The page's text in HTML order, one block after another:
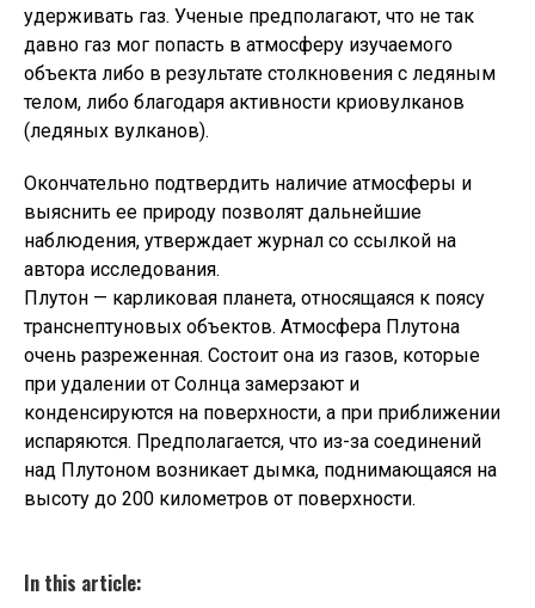
удерживать газ. Ученые предполагают, что не так
давно газ мог попасть в атмосферу изучаемого
объекта либо в результате столкновения с ледяным
телом, либо благодаря активности криовулканов
(ледяных вулканов).
Окончательно подтвердить наличие атмосферы и
выяснить ее природу позволят дальнейшие
наблюдения, утверждает журнал со ссылкой на
автора исследования.
Плутон — карликовая планета, относящаяся к поясу
транснептуновых объектов. Атмосфера Плутона
очень разреженная. Состоит она из газов, которые
при удалении от Солнца замерзают и
конденсируются на поверхности, а при приближении
испаряются. Предполагается, что из-за соединений
над Плутоном возникает дымка, поднимающаяся на
высоту до 200 километров от поверхности.
In this article: